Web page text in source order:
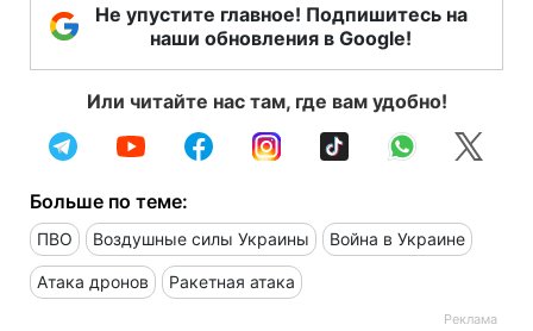
Не упустите главное! Подпишитесь на
наши обновления в Google!
Или читайте нас там, где вам удобно!
Больше по теме:
ПВО Воздушные силы Украины Война в Украине
Атака дронов Ракетная атака